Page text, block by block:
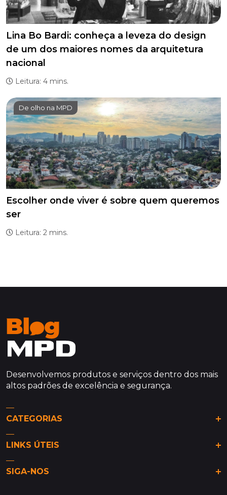
Lina Bo Bardi: conheça a leveza do design
de um dos maiores nomes da arquitetura
nacional
Leitura: 4 mins.
De olho na MPD
Escolher onde viver é sobre quem queremos
ser
Leitura: 2 mins.
Desenvolvemos produtos e serviços dentro dos mais
altos padrões de excelência e segurança.
CATEGORIAS
Análises & Tendências
De olho na MPD
Dicas da MPD
Guia de Bairros
LINKS ÚTEIS
Site MPD
Sobre Nós
SIGA-NOS